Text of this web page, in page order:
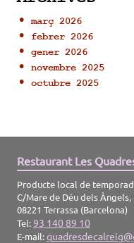
març 2026
febrer 2026
gener 2026
novembre 2025
octubre 2025
Restaurant Les
Producte local de
C/Mare de Déu dels Àngels,
08221 Terrassa (Barcelona)
Tel:93 140 89 10
E-mail: